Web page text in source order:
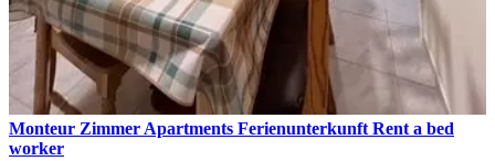
Monteur Zimmer Apartments Ferienunterkunft Rent a bed
worker